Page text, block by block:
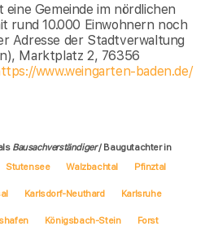
eine Gemeinde im nördlichen
rund 10.000 Einwohnern noch
Adresse der Stadtverwaltung
Marktplatz 2, 76356
www.weingarten-baden.de/
Bausachverständiger/ Baugutachter in
Stutensee Walzbachtal Pfinztal
Karlsdorf-Neuthard Karlsruhe
Königsbach-Stein Forst